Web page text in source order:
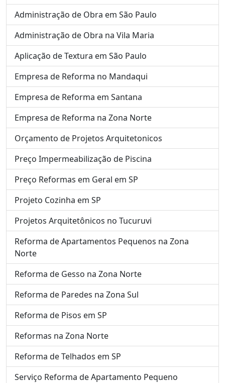
Administração de Obra em São Paulo
Administração de Obra na Vila Maria
Aplicação de Textura em São Paulo
Empresa de Reforma no Mandaqui
Empresa de Reforma em Santana
Empresa de Reforma na Zona Norte
Orçamento de Projetos Arquitetonicos
Preço Impermeabilização de Piscina
Preço Reformas em Geral em SP
Projeto Cozinha em SP
Projetos Arquitetônicos no Tucuruvi
Reforma de Apartamentos Pequenos na Zona
Norte
Reforma de Gesso na Zona Norte
Reforma de Paredes na Zona Sul
Reforma de Pisos em SP
Reformas na Zona Norte
Reforma de Telhados em SP
Serviço Reforma de Apartamento Pequeno